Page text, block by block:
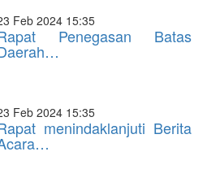
Feb 2024 15:35
Penegasan Batas
Feb 2024 15:35
menindaklanjuti Berita